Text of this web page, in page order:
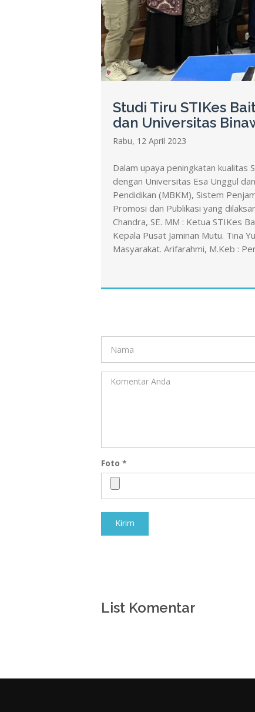
Studi Tiru STIKes
dan Universitas
Rabu, 12 April 2023
Dalam upaya peningkatan kualitas
dengan Universitas Esa Unggul
Pendidikan (MBKM), Sistem
Promosi dan Publikasi yang
Chandra, SE. MM : Ketua STIKes
Kepala Pusat Jaminan Mutu. Tina
Masyarakat. Arifarahmi, M.Keb :
Foto *
Kirim
List Komentar